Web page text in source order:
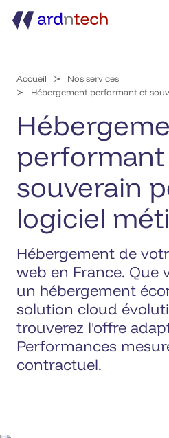
Accueil
Nos services
Hébergement performant et
souverain
logiciel
Hébergement de
web en France. Que
un hébergement
solution cloud
trouverez l'offre
Performances
contractuel.